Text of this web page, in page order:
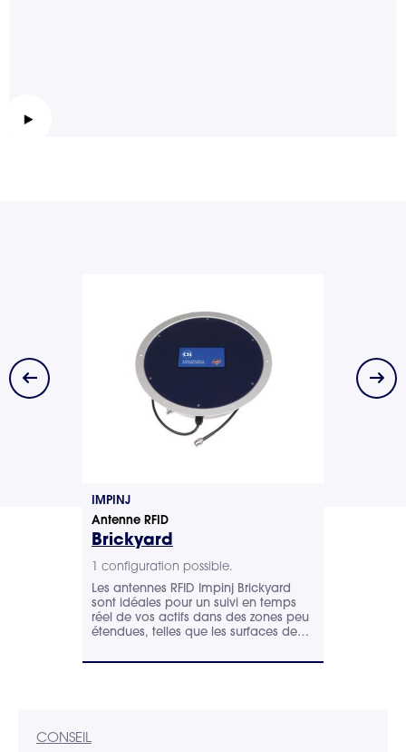
IMPINJ
Antenne RFID
Brickyard
1 configuration possible.
Les antennes RFID Impinj Brickyard
sont idéales pour un suivi en temps
réel de vos actifs dans des zones peu
étendues, telles que les surfaces de
CONSEIL